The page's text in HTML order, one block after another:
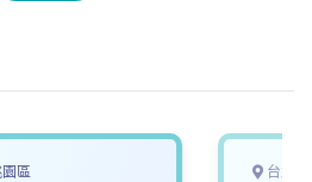
k
區 台北